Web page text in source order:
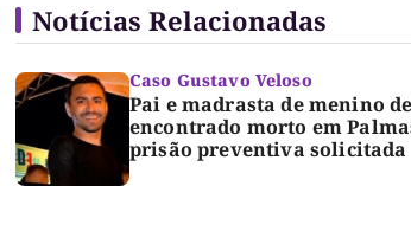
Notícias Relacionadas
Caso Gustavo Veloso
Pai e madrasta de menino
encontrado morto em
prisão preventiva solicitada